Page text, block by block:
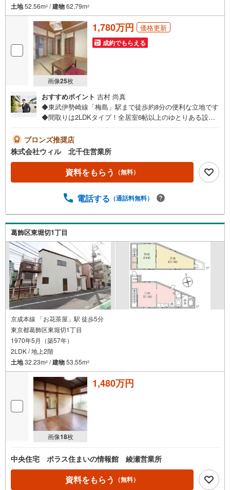
土地52.56m2 /建物62.79m2
画像25枚
1,780万円 価格更新
成約でもらえる
おすすめポイント 吉村 尚真
◆東武伊勢崎線「梅島」駅まで徒歩約8分の便利な立地です
◆間取りは2LDKタイプ！全居室6帖以上のゆとりある設計
きます！◆ゆとりある約7.5帖の和室は多目的に使える落ち
着いた空間！収納もたっぷりございます◆広々としたロフ
ト付き！収納はもちろん、趣味のスペースなどライフスタ
イルに合わせた使い方が可能です◆投資用としても検討い
ただける物件です！リフォームなどお気軽にご相談くださ
る暮らし！※こちらの物件は再建築不可となっています。
学される場合は「室内・現地を見学する（無料）」ボタン
よりご希望の日時をご記入いただけますとスムーズにご案
内が可能です。【ウィル不動産販売はここが強み】（1）住
宅ローンに精通したローン専門部署があります！（2）施工
実績多数のリフォーム部門も社内にあります！（3）定休日
なし！
ブロンズ推奨店
株式会社ウィル 北千住営業所
資料をもらう （無料）
電話する （通話料無料）
葛飾区東堀切1丁目
京成本線 「お花茶屋」駅 徒歩5分
東京都葛飾区東堀切1丁目
1970年5月（築57年）
2LDK / 地上2階
土地32.23m2 /建物53.55m2
画像18枚
1,480万円
中央住宅 ポラス住まいの情報館 綾瀬営業所
資料をもらう （無料）